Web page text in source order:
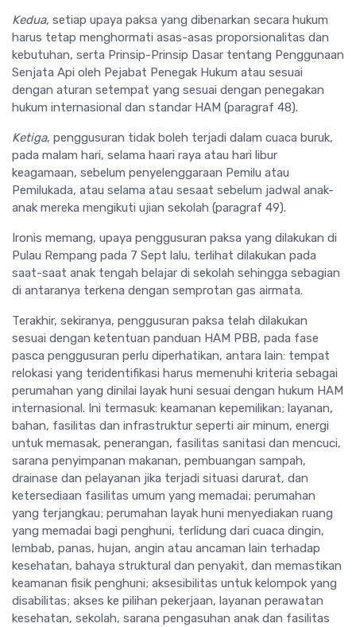
Kedua, setiap upaya paksa yang dibenarkan secara hukum
harus tetap menghormati asas-asas proporsionalitas dan
kebutuhan, serta Prinsip-Prinsip Dasar tentang Penggunaan
Senjata Api oleh Pejabat Penegak Hukum atau sesuai
dengan aturan setempat yang sesuai dengan penegakan
hukum internasional dan standar HAM (paragraf 48).
Ketiga, penggusuran tidak boleh terjadi dalam cuaca buruk,
pada malam hari, selama haari raya atau hari libur
keagamaan, sebelum penyelenggaraan Pemilu atau
Pemilukada, atau selama atau sesaat sebelum jadwal anak-
anak mereka mengikuti ujian sekolah (paragraf 49).
Ironis memang, upaya penggusuran paksa yang dilakukan di
Pulau Rempang pada 7 Sept lalu, terlihat dilakukan pada
saat-saat anak tengah belajar di sekolah sehingga sebagian
di antaranya terkena dengan semprotan gas airmata.
Terakhir, sekiranya, penggusuran paksa telah dilakukan
sesuai dengan ketentuan panduan HAM PBB, pada fase
pasca penggusuran perlu diperhatikan, antara lain: tempat
relokasi yang teridentifikasi harus memenuhi kriteria sebagai
perumahan yang dinilai layak huni sesuai dengan hukum HAM
internasional. Ini termasuk: keamanan kepemilikan; layanan,
bahan, fasilitas dan infrastruktur seperti air minum, energi
untuk memasak, penerangan, fasilitas sanitasi dan mencuci,
sarana penyimpanan makanan, pembuangan sampah,
drainase dan pelayanan jika terjadi situasi darurat, dan
ketersediaan fasilitas umum yang memadai; perumahan
yang terjangkau; perumahan layak huni menyediakan ruang
yang memadai bagi penghuni, terlidung dari cuaca dingin,
lembab, panas, hujan, angin atau ancaman lain terhadap
kesehatan, bahaya struktural dan penyakit, dan memastikan
keamanan fisik penghuni; aksesibilitas untuk kelompok yang
disabilitas; akses ke pilihan pekerjaan, layanan perawatan
kesehatan, sekolah, sarana pengasuhan anak dan fasilitas